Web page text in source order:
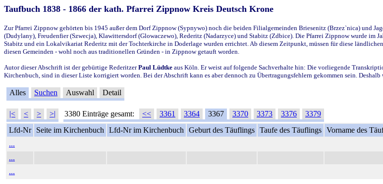
Taufbuch 1838 - 1866 der kath. Pfarrei Zippnow Kreis Deutsch Krone
Zur Pfarrei Zippnow gehörten bis 1945 außer dem Dorf Zippnow (Sypnywo) noch die beiden Filialgemeinden Briesenitz (Brzez`nica) und
(Dudylany), Freudenfier (Szwecja), Klawittersdorf (Glowaczewo), Rederitz (Nadarzyce) und Stabitz (Zdbice). Die Pfarrei Zippnow wurde
Stabitz und ein Lokalvikariat Rederitz mit der Tochterkirche in Doderlage wurden errichtet. Ab diesem Zeitpunkt, müssen für diese
diesen Gemeinden - wohl noch aus traditionellen Gründen - in Zippnow getauft worden.
Autor dieser Abschrift ist der gebürtige RederitzerPaul Lüdtke aus Köln. Er weist auf folgende Sachverhalte hin: Die vorliegende
Kirchenbuch, sind in dieser Liste korrigiert worden. Bei der Abschrift kann es aber dennoch zu Übertragungsfehlern gekommen sein.
Alles Suchen Auswahl Detail
|< < > >| 3380 Einträge gesamt: << 3361 3364 3367 3370 3373 3376
3379
Lfd-Nr
Seite im Kirchenbuch Lfd-Nr im Kirchenbuch Geburt des Täuflings Taufe des Täuflings Vorname des
...
...
...